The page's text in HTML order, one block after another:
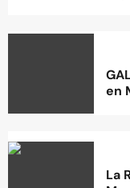
en
La